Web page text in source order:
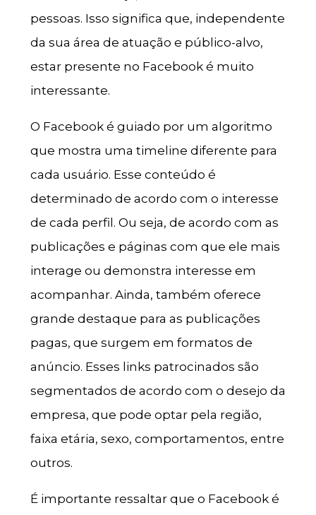
pessoas. Isso significa que, independente
da sua área de atuação e público-alvo,
estar presente no Facebook é muito
interessante.
O Facebook é guiado por um algoritmo
que mostra uma timeline diferente para
cada usuário. Esse conteúdo é
determinado de acordo com o interesse
de cada perfil. Ou seja, de acordo com as
publicações e páginas com que ele mais
interage ou demonstra interesse em
acompanhar. Ainda, também oferece
grande destaque para as publicações
pagas, que surgem em formatos de
anúncio. Esses links patrocinados são
segmentados de acordo com o desejo da
empresa, que pode optar pela região,
faixa etária, sexo, comportamentos, entre
outros.
É importante ressaltar que o Facebook é